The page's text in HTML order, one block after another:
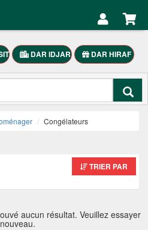
DAR IDJAR DAR HIRAF
Congélateurs
TRIER PAR
aucun résultat. Veuillez essayer